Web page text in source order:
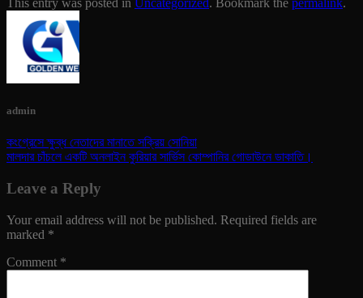
admin
কংগ্রেসে ক্ষুব্ধ নেতাদের মানাতে সক্রিয় সোনিয়া
মালদার চাঁচলে একটি অনলাইন কুরিয়ার সার্ভিস কোম্পানির গোডাউনে ডাকাতি।
Leave a Reply
Your email address will not be published. Required fields are
marked *
Comment *